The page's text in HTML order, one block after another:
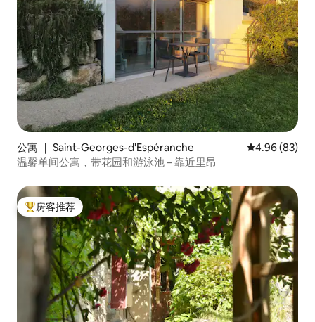
公寓 ｜ Saint-Georges-d'Espéranche 平均评分 4.96
4.96 (83)
温馨单间公寓，带花园和游泳池 – 靠近里昂
热门「房客推荐」
房客推荐